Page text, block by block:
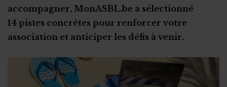
accompagner, MonASBL.be a sélectionné
14 pistes concrètes pour renforcer votre
association et anticiper les défis à venir.